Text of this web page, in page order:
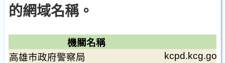
的網域名稱。
機關名稱
高雄市政府警察局